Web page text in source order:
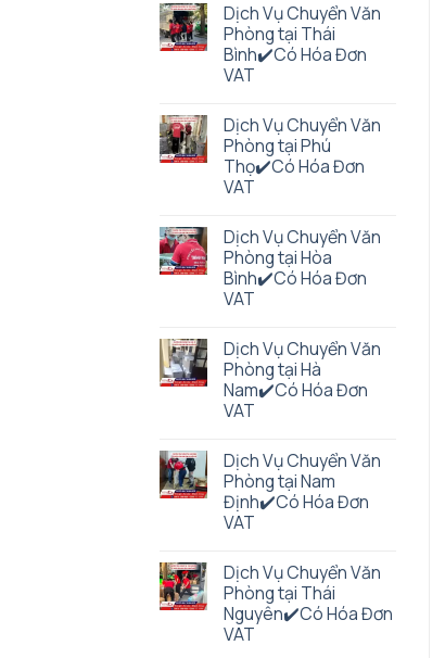
Dịch Vụ Chuyển Văn
Phòng tại Thái
Bình✔️Có Hóa Đơn
VAT
Dịch Vụ Chuyển Văn
Phòng tại Phú
Thọ✔️Có Hóa Đơn
VAT
Dịch Vụ Chuyển Văn
Phòng tại Hòa
Bình✔️Có Hóa Đơn
VAT
Dịch Vụ Chuyển Văn
Phòng tại Hà
Nam✔️Có Hóa Đơn
VAT
Dịch Vụ Chuyển Văn
Phòng tại Nam
Định✔️Có Hóa Đơn
VAT
Dịch Vụ Chuyển Văn
Phòng tại Thái
Nguyên✔️Có Hóa Đơn
VAT